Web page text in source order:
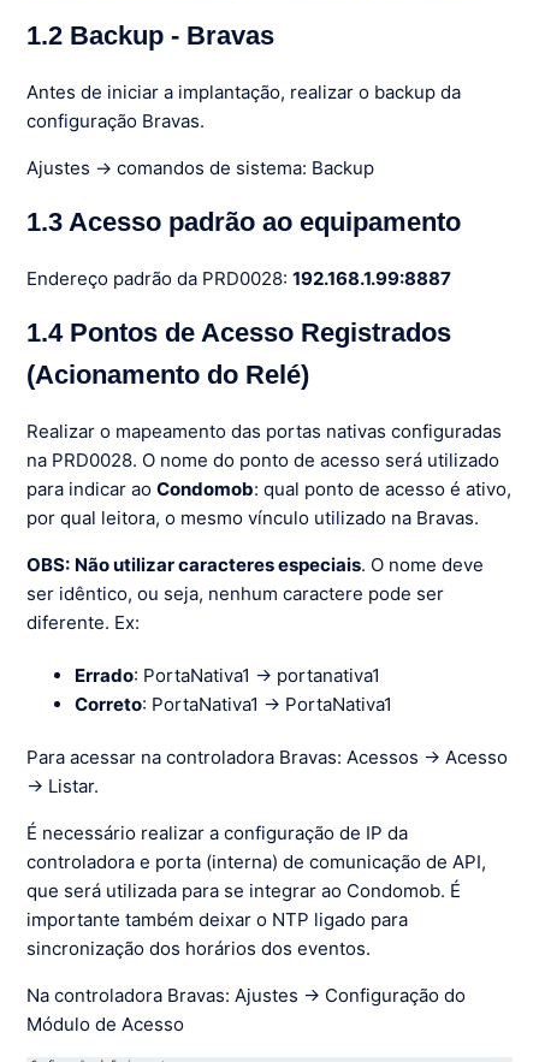
1.2 Backup - Bravas
Antes de iniciar a implantação, realizar o backup da
configuração Bravas.
Ajustes → comandos de sistema: Backup
1.3 Acesso padrão ao equipamento
Endereço padrão da PRD0028:192.168.1.99:8887
1.4 Pontos de Acesso Registrados
(Acionamento do Relé)
Realizar o mapeamento das portas nativas configuradas
na PRD0028. O nome do ponto de acesso será utilizado
para indicar aoCondomob: qual ponto de acesso é ativo,
por qual leitora, o mesmo vínculo utilizado na Bravas.
OBS: Não utilizar caracteres especiais. O nome deve
ser idêntico, ou seja, nenhum caractere pode ser
diferente. Ex:
Errado: PortaNativa1 -> portanativa1
Correto: PortaNativa1 -> PortaNativa1
Para acessar na controladora Bravas: Acessos → Acesso
→ Listar.
É necessário realizar a configuração de IP da
controladora e porta (interna) de comunicação de API,
que será utilizada para se integrar ao Condomob. É
importante também deixar o NTP ligado para
sincronização dos horários dos eventos.
Na controladora Bravas: Ajustes → Configuração do
Módulo de Acesso